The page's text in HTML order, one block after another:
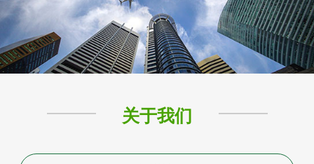
关于我们